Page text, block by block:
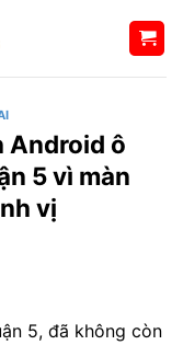
Android ô
5 vì màn
vị
5, đã không còn